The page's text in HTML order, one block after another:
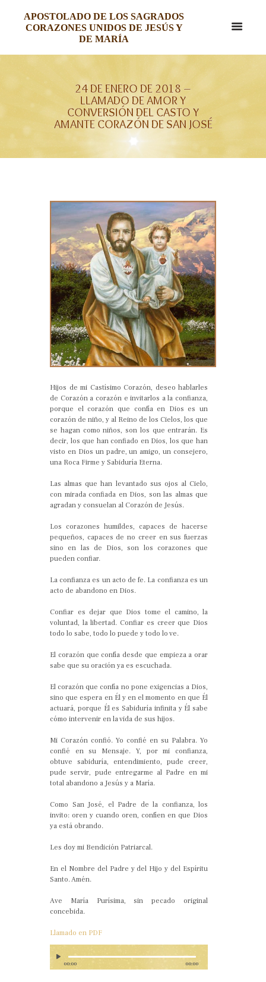
APOSTOLADO DE LOS SAGRADOS
CORAZONES UNIDOS DE JESÚS Y
DE MARÍA
24 DE ENERO DE 2018 –
LLAMADO DE AMOR Y
CONVERSIÓN DEL CASTO Y
AMANTE CORAZÓN DE SAN JOSÉ
Hijos de mi Castísimo Corazón, deseo hablarles
de Corazón a corazón e invitarlos a la confianza,
porque el corazón que confía en Dios es un
corazón de niño, y al Reino de los Cielos, los que
se hagan como niños, son los que entrarán. Es
decir, los que han confiado en Dios, los que han
visto en Dios un padre, un amigo, un consejero,
una Roca Firme y Sabiduría Eterna.
Las almas que han levantado sus ojos al Cielo,
con mirada confiada en Dios, son las almas que
agradan y consuelan al Corazón de Jesús.
Los corazones humildes, capaces de hacerse
pequeños, capaces de no creer en sus fuerzas
sino en las de Dios, son los corazones que
pueden confiar.
La confianza es un acto de fe. La confianza es un
acto de abandono en Dios.
Confiar es dejar que Dios tome el camino, la
voluntad, la libertad. Confiar es creer que Dios
todo lo sabe, todo lo puede y todo lo ve.
El corazón que confía desde que empieza a orar
sabe que su oración ya es escuchada.
El corazón que confía no pone exigencias a Dios,
sino que espera en Él y en el momento en que Él
actuará, porque Él es Sabiduría infinita y Él sabe
cómo intervenir en la vida de sus hijos.
Mi Corazón confió. Yo confié en su Palabra. Yo
confié en su Mensaje. Y, por mi confianza,
obtuve sabiduría, entendimiento, pude creer,
pude servir, pude entregarme al Padre en mi
total abandono a Jesús y a María.
Como San José, el Padre de la confianza, los
invito: oren y cuando oren, confíen en que Dios
ya está obrando.
Les doy mi Bendición Patriarcal.
En el Nombre del Padre y del Hijo y del Espíritu
Santo. Amén.
Ave María Purísima, sin pecado original
concebida.
Llamado en PDF
00:00 00:00